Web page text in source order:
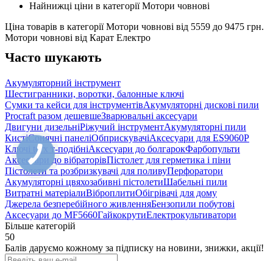
Найнижці ціни в категорії Мотори човнові
Ціна товарів в категорії Мотори човнові від 5559 до 9475 грн.
Мотори човнові від Карат Електро
Часто шукають
Акумуляторний інструмент
Шестигранники, воротки, балонные ключі
Сумки та кейси для інструментівАкумуляторні дискові пили
Procraft разом дешевшеЗварювальні аксесуари
Двигуни дизельніРіжучий інструментАкумуляторні пили
КистіСонячні панеліОбприскувачіАксесуари для ES9060P
Ключі torx т-подібніАксесуари до болгарокФарбопульти
Аксесуари до вібраторівПістолет для герметика і піни
Пістолети та розбризкувачі для поливуПерфоратори
Акумуляторні цвяхозабивні пістолетиШабельні пили
Витратні матеріалиВіброплитиОбігрівачі для дому
Джерела безперебійного живленняБензопили побутові
Аксесуари до MF5660ГайкокрутиЕлектрокультиватори
Більше категорій
50
Балів даруємо кожному за підписку на новини, знижки, акції!